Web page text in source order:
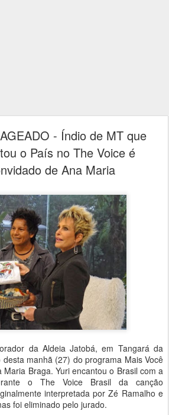
- Índio de MT que
o País no The Voice é
de Ana Maria
da Aldeia Jatobá, em Tangará da
manhã (27) do programa Mais Você
Braga. Yuri encantou o Brasil com a
o The Voice Brasil da canção
interpretada por Zé Ramalho e
foi eliminado pelo jurado.